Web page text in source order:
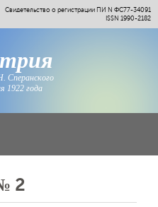
Свидетельство о регистрации ПИ N ФС77-34091
ISSN 1990-2182
Сперанского
1922 года
2